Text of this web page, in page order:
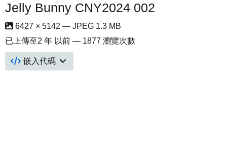
Jelly Bunny CNY2024 002
6427 × 5142 — JPEG 1.3 MB
已上傳至2 年 以前 — 1877 瀏覽次數
嵌入代碼